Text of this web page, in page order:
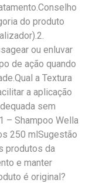
do produto
ou enluvar
de ação quando
a Textura
a aplicação
sem
– Shampoo Wella
250 mlSugestão
produtos da
e manter
é original?